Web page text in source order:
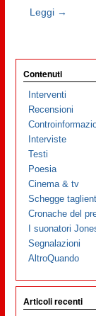
Leggi →
Contenuti
Interventi
Recensioni
Interviste
Testi
Poesia
Cinema & tv
Schegge
Cronache del
I suonatori
Segnalazioni
AltroQuando
Articoli recenti